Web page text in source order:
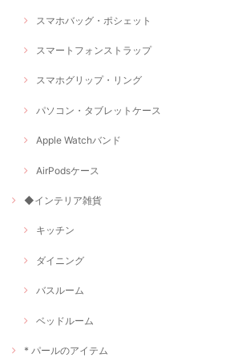
スマホバッグ・ポシェット
スマートフォンストラップ
スマホグリップ・リング
パソコン・タブレットケース
Apple Watchバンド
AirPodsケース
◆インテリア雑貨
キッチン
ダイニング
バスルーム
ベッドルーム
* パールのアイテム